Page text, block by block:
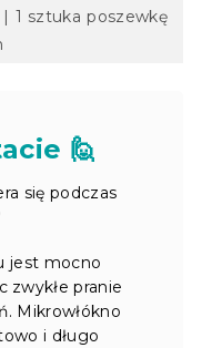
1 sztuka poszewkę
🙋
się podczas
jest mocno
zwykłe pranie
Mikrowłókno
i długo